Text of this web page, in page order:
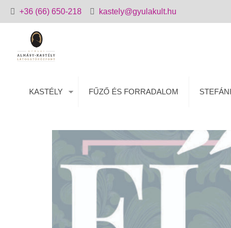
+36 (66) 650-218 kastely@gyulakult.hu
KASTÉLY FŰZŐ ÉS FORRADALOM